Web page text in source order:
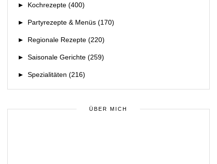
► Kochrezepte (400)
► Partyrezepte & Menüs (170)
► Regionale Rezepte (220)
► Saisonale Gerichte (259)
► Spezialitäten (216)
ÜBER MICH